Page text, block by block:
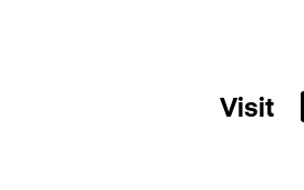
Visit